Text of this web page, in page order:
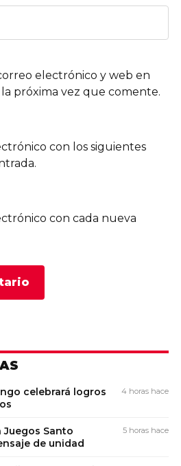
electrónico y web en
próxima vez que comente.
con los siguientes
con cada nueva
celebrará logros
4 horas hace
Juegos Santo
de unidad
5 horas hace